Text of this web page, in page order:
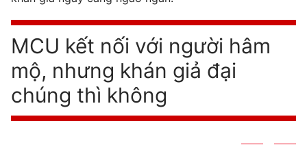
MCU kết nối với người hâm
mộ, nhưng khán giả đại
chúng thì không